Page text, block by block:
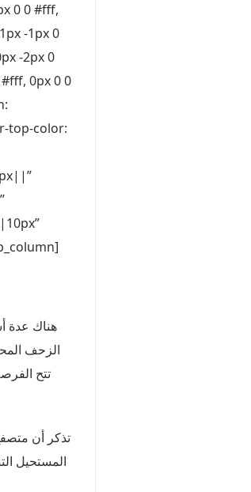
0 0 #fff,
-1px 0
-2px 0
0px 0 0
top-color:
هناك عدة
الزحف
تتح
تذكر أن
المستحيل